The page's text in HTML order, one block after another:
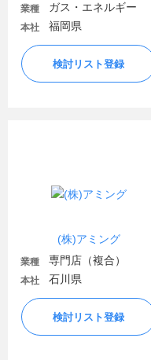
業種 ガス・エネルギー
本社 福岡県
検討リスト登録
(株)アミング
業種 専門店（複合）
本社 石川県
検討リスト登録